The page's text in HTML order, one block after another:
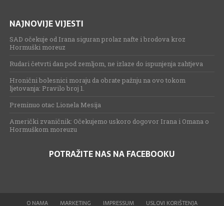
NAJNOVIJE VIJESTI
SAD očekuje od Irana siguran prolaz nafte i brodova kroz
Hormuški moreuz
Rudari četvrti dan pod zemljom, ne izlaze do ispunjenja zahtjeva
Hronični bolesnici moraju da obrate pažnju na ovo tokom
ljetovanja: Pravilo broj 1.
Preminuo otac Lionela Mesija
Američki zvaničnik: Očekujemo uskoro dogovor Irana i Omana o
Hormuškom moreuzu
POTRAŽITE NAS NA FACEBOOKU
O NAMA MARKETING IMPRESSUM USLOVI KORIŠTENJA